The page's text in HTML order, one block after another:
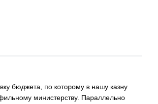
бюджета, по которому в нашу казну
министерству. Параллельно